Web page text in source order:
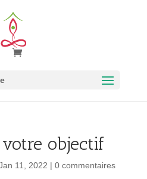
objectif
11, 2022 | 0 commentaires